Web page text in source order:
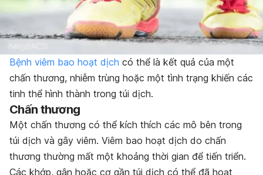
Bệnh viêm bao hoạt dịch có thể là kết quả của một
chấn thương, nhiễm trùng hoặc một tình trạng khiến các
tinh thể hình thành trong túi dịch.
Chấn thương
Một chấn thương có thể kích thích các mô bên trong
túi dịch và gây viêm. Viêm bao hoạt dịch do chấn
thương thường mất một khoảng thời gian để tiến triển.
Các khớp, gân hoặc cơ gần túi dịch có thể đã hoạt